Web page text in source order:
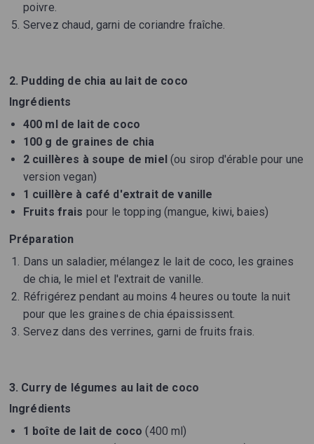
poivre.
Servez chaud, garni de coriandre fraîche.
2. Pudding de chia au lait de coco
Ingrédients
400 ml de lait de coco
100 g de graines de chia
2 cuillères à soupe de miel (ou sirop d'érable pour une
version vegan)
1 cuillère à café d'extrait de vanille
Fruits frais pour le topping (mangue, kiwi, baies)
Préparation
Dans un saladier, mélangez le lait de coco, les graines
de chia, le miel et l'extrait de vanille.
Réfrigérez pendant au moins 4 heures ou toute la nuit
pour que les graines de chia épaississent.
Servez dans des verrines, garni de fruits frais.
3. Curry de légumes au lait de coco
Ingrédients
1 boîte de lait de coco (400 ml)